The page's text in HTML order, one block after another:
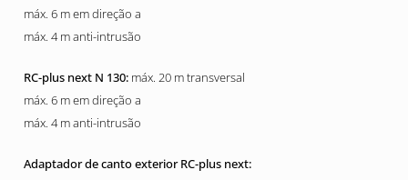
máx. 6 m em direção a
máx. 4 m anti-intrusão
máx. 20 m transversal
máx. 6 m em direção a
máx. 4 m anti-intrusão